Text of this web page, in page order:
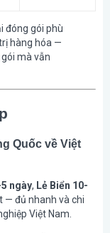
đóng gói phù
hàng hóa —
mà vẫn
Quốc về Việt
5 ngày, Lẻ Biển 10-
— đủ nhanh và chi
Việt Nam.